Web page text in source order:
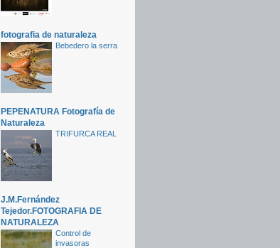
fotografia de naturaleza
Bebedero la serra
PEPENATURA Fotografía de
Naturaleza
TRIFURCA REAL
J.M.Fernández
Tejedor.FOTOGRAFIA DE
NATURALEZA
Control de
invasoras